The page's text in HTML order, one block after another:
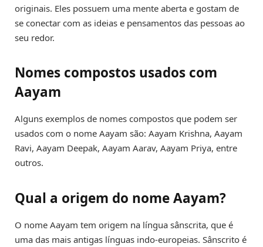
originais. Eles possuem uma mente aberta e gostam de
se conectar com as ideias e pensamentos das pessoas ao
seu redor.
Nomes compostos usados com
Aayam
Alguns exemplos de nomes compostos que podem ser
usados com o nome Aayam são: Aayam Krishna, Aayam
Ravi, Aayam Deepak, Aayam Aarav, Aayam Priya, entre
outros.
Qual a origem do nome Aayam?
O nome Aayam tem origem na língua sânscrita, que é
uma das mais antigas línguas indo-europeias. Sânscrito é